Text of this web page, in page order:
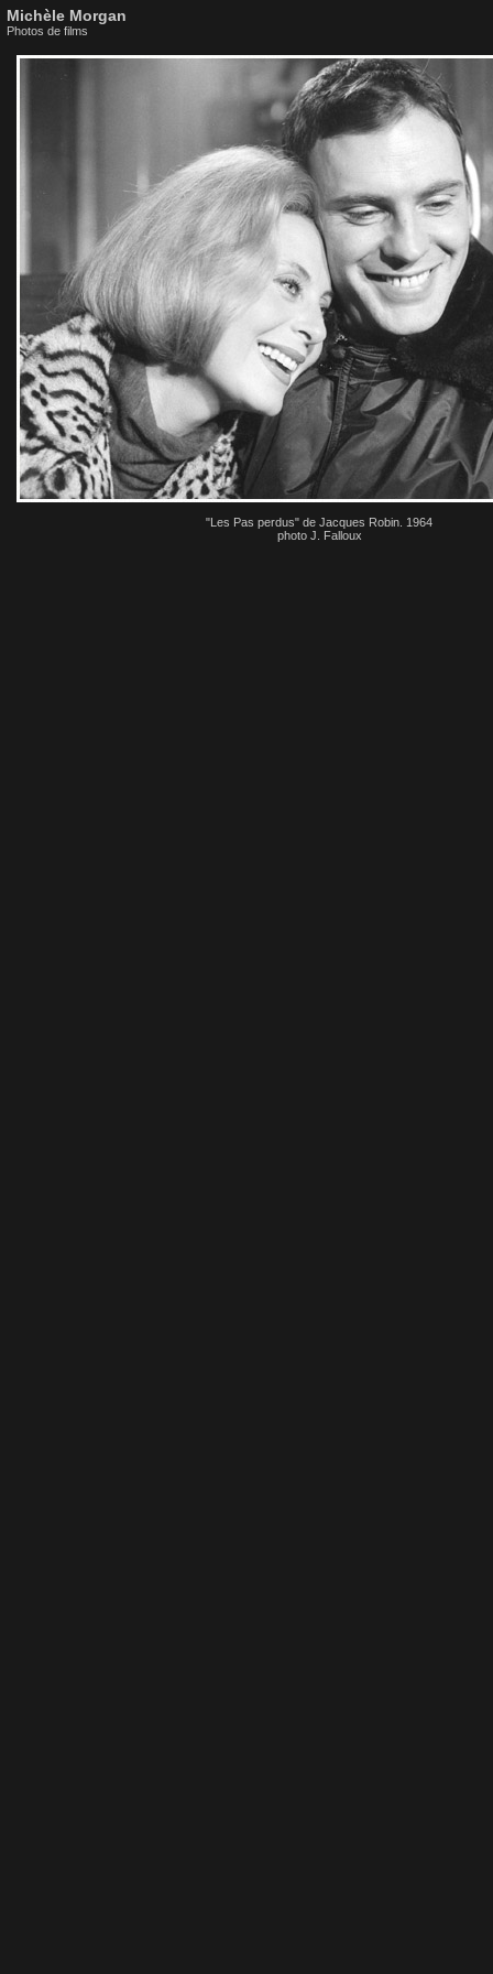
Michèle Morgan
Photos de films
"Les Pas perdus" de Jacques Robin. 1964
photo J. Falloux